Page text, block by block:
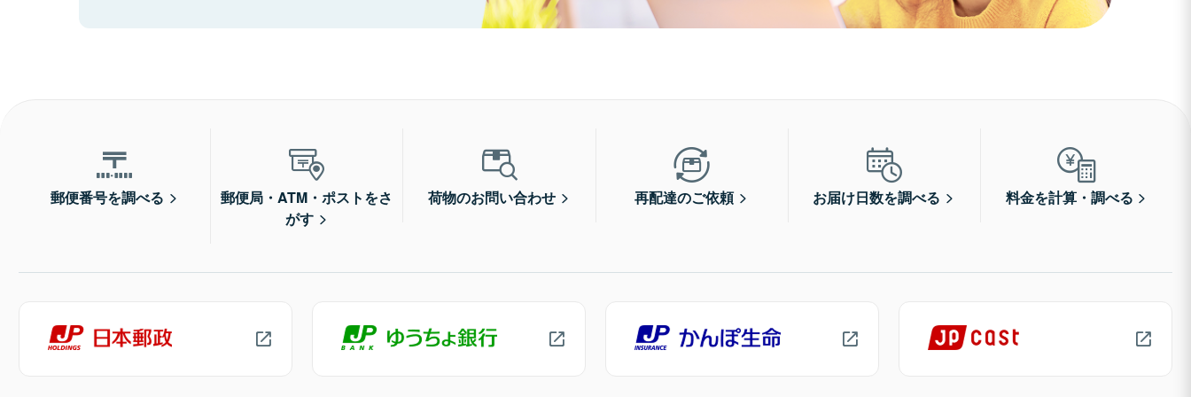
郵便番号を調べる
郵便局・ATM・ポストをさ
がす
荷物のお問い合わせ 再配達のご依頼 お届け日数を調べる 料金を計算・調べる